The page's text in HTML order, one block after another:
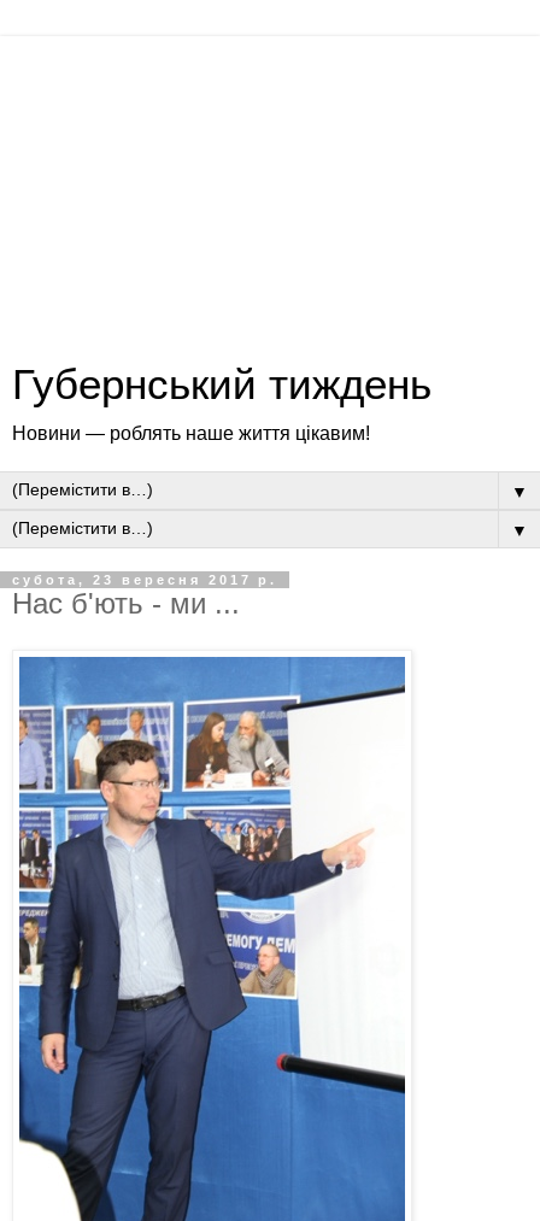
Губернський тиждень
Новини — роблять наше життя цікавим!
▼
▼
субота, 23 вересня 2017 р.
Нас б'ють - ми ...